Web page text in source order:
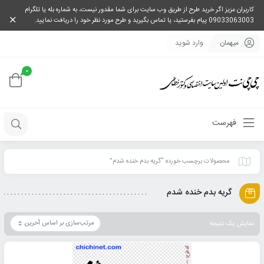
کاربران عزیز اگر خرید طرح از طریق وب سایت برای شما مقدور نیست، به شماره بله یا تلگرام
09033063003 پیام بفرستید، یا تماس بگیرید و طرح مورد نظر خود را دریافت نمایید.
میهمان وارد شوید
0
فهرست
محصولات برچسب خورده “گریه بدم خنده شدم”
گریه بدم خنده شدم
نمایش یک نتیجه